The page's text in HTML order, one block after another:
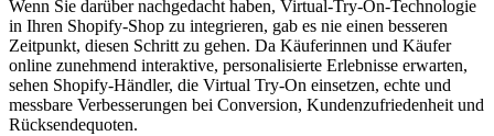
Wenn Sie darüber nachgedacht haben, Virtual-Try-On-Technologie
in Ihren Shopify-Shop zu integrieren, gab es nie einen besseren
Zeitpunkt, diesen Schritt zu gehen. Da Käuferinnen und Käufer
online zunehmend interaktive, personalisierte Erlebnisse erwarten,
sehen Shopify-Händler, die Virtual Try-On einsetzen, echte und
messbare Verbesserungen bei Conversion, Kundenzufriedenheit und
Rücksendequoten.